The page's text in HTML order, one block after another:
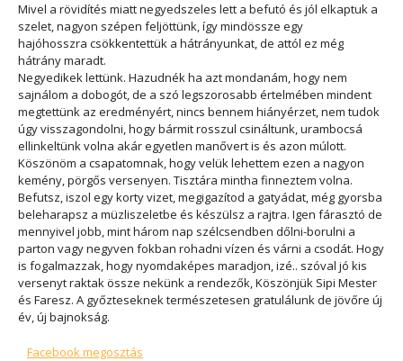
Mivel a rövidítés miatt negyedszeles lett a befutó és jól elkaptuk a
szelet, nagyon szépen feljöttünk, így mindössze egy
hajóhosszra csökkentettük a hátrányunkat, de attól ez még
hátrány maradt.
Negyedikek lettünk. Hazudnék ha azt mondanám, hogy nem
sajnálom a dobogót, de a szó legszorosabb értelmében mindent
megtettünk az eredményért, nincs bennem hiányérzet, nem tudok
úgy visszagondolni, hogy bármit rosszul csináltunk, urambocsá
ellinkeltünk volna akár egyetlen manővert is és azon múlott.
Köszönöm a csapatomnak, hogy velük lehettem ezen a nagyon
kemény, pörgős versenyen. Tisztára mintha finneztem volna.
Befutsz, iszol egy korty vizet, megigazítod a gatyádat, még gyorsba
beleharapsz a müzliszeletbe és készülsz a rajtra. Igen fárasztó de
mennyivel jobb, mint három nap szélcsendben dőlni-borulni a
parton vagy negyven fokban rohadni vízen és várni a csodát. Hogy
is fogalmazzak, hogy nyomdaképes maradjon, izé.. szóval jó kis
versenyt raktak össze nekünk a rendezők, Köszönjük Sipi Mester
és Faresz. A győzteseknek természetesen gratulálunk de jövőre új
év, új bajnokság.
Facebook megosztás